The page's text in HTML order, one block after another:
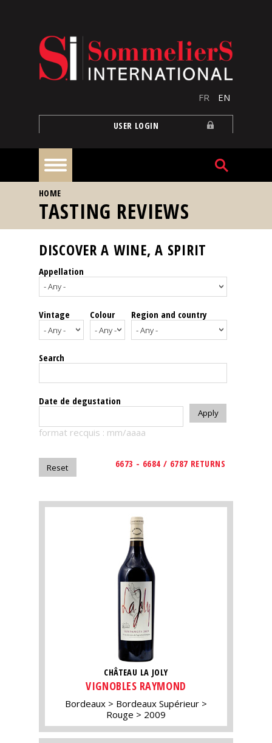
FR EN
USER LOGIN
Home
Our
events
Spirits
Tasting
reviews
The
magazine
Magazine
YOU ARE HERE
HOME
TASTING REVIEWS
DISCOVER A WINE, A SPIRIT
Appellation
Vintage Colour Region and country
Search
Date de degustation
format recquis : mm/aaaa
6673 - 6684 / 6787 RETURNS
CHÂTEAU LA JOLY
VIGNOBLES RAYMOND
Bordeaux
Bordeaux Supérieur
Rouge
2009